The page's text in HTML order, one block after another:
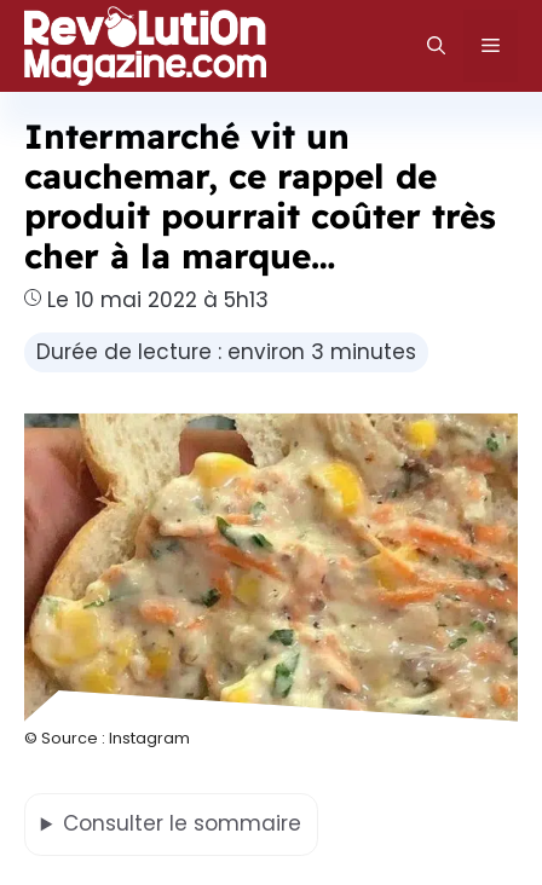
Aller
au
contenu
Intermarché vit un
cauchemar, ce rappel de
produit pourrait coûter très
cher à la marque…
Le 10 mai 2022 à 5h13
Durée de lecture : environ 3 minutes
© Source : Instagram
Consulter le sommaire